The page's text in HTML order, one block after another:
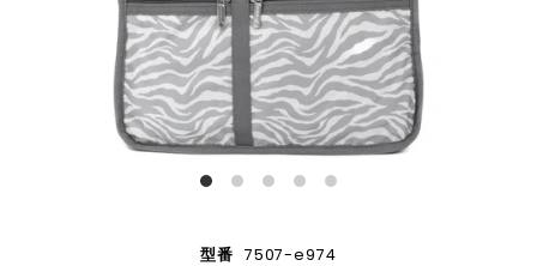
型番 7507-e974